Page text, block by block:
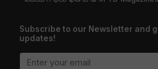
Subscribe to our Newsletter and
updates!